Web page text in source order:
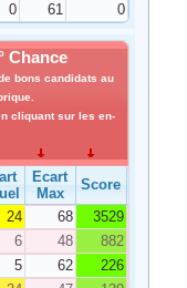
0 61 0
Chance
bons candidats au
cliquant sur les en-
Ecart
Max
Score
24 68
3529
6 48
882
5 62
226